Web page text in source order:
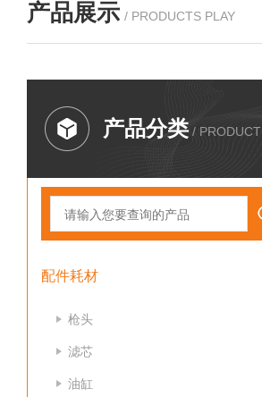
产品展示 / PRODUCTS PLAY
产品分类 / PRODUCT
配件耗材
枪头
滤芯
油缸